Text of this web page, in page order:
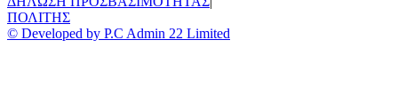
ΠΟΛΙΤΗΣ
© Developed by P.C Admin 22 Limited